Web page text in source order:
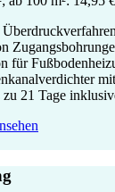
für
21 Tage